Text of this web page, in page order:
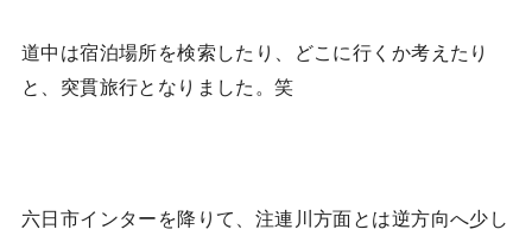
道中は宿泊場所を検索したり、どこに行くか考えたり
と、突貫旅行となりました。笑
六日市インターを降りて、注連川方面とは逆方向へ少し